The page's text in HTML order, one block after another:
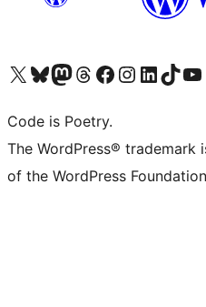
Navštivte náš účet na X (dříve Twitter)
Navštivte náš Bluesky účetNavštivte náš účet Mastodon
Navštivte náš Threads účetNavštivte naši stránku na Facebooku
Navštivte náš Instagram účetNavštivte náš LinkedIn účetNavštivte náš TikTok účet
Navštivte
Code is Poetry.
The WordPress®
of the WordPress